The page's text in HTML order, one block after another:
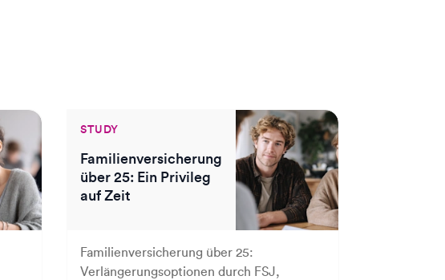
STUDY
Familienversicherung
über 25: Ein Privileg
auf Zeit
Familienversicherung über 25:
Verlängerungsoptionen durch FSJ,